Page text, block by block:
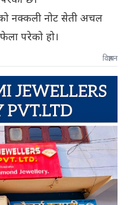
नक्कली नोट सेती अचल
परेको हो।
विज्ञापन